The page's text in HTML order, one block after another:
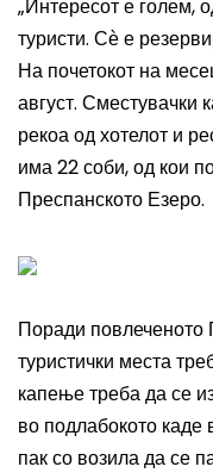
„Интересот е голем,
туристи. Сѐ е
На почетокот на
август. Сместувачки
рекоа од хотелот и
има 22 соби, од кои
Преспанското Езеро.
Поради повлеченото
туристички места
капење треба да се
во подлабокото
пак со возила да се